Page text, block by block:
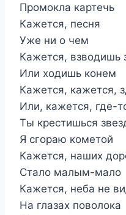
Промокла картечь
Кажется, песня
Уже ни о чем
Кажется, взводишь
Или ходишь конем
Кажется, кажется,
Или, кажется, где-
Ты крестишься
Я сгораю кометой
Кажется, наших
Стало малым-мало
Кажется, неба не
На глазах поволока